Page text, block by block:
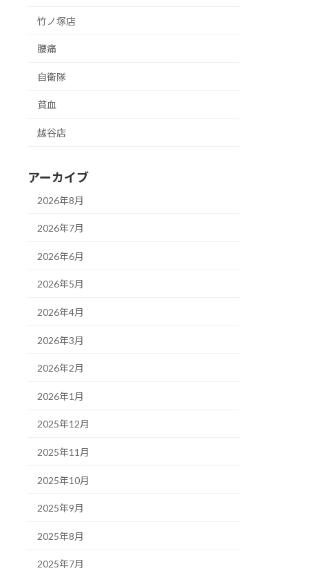
竹ノ塚店
腰痛
自衛隊
貧血
越谷店
アーカイブ
2026年8月
2026年7月
2026年6月
2026年5月
2026年4月
2026年3月
2026年2月
2026年1月
2025年12月
2025年11月
2025年10月
2025年9月
2025年8月
2025年7月